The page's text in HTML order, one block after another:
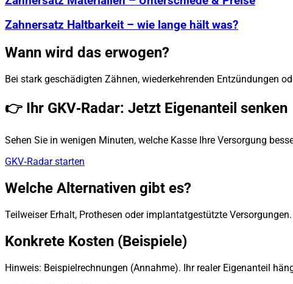
Zahnersatz Haltbarkeit – wie lange hält was?
Wann wird das erwogen?
Bei stark geschädigten Zähnen, wiederkehrenden Entzündungen
👉 Ihr GKV‑Radar: Jetzt Eigenanteil senken
Sehen Sie in wenigen Minuten, welche Kasse Ihre Versorgung
GKV‑Radar starten
Welche Alternativen gibt es?
Teilweiser Erhalt, Prothesen oder implantatgestützte Versorgungen.
Konkrete Kosten (Beispiele)
Hinweis: Beispielrechnungen (Annahme). Ihr realer Eigenanteil